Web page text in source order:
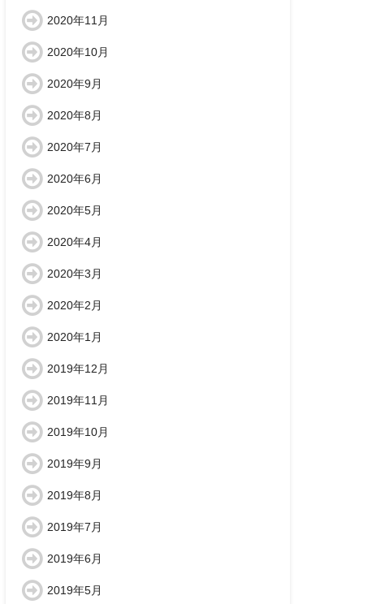
2020年11月
2020年10月
2020年9月
2020年8月
2020年7月
2020年6月
2020年5月
2020年4月
2020年3月
2020年2月
2020年1月
2019年12月
2019年11月
2019年10月
2019年9月
2019年8月
2019年7月
2019年6月
2019年5月